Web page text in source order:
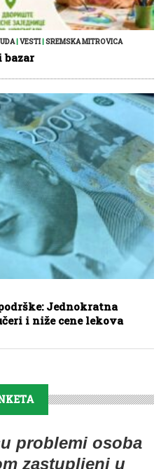
|VESTI|SREMSKA MITROVICA
bazar
Jednokratna
i niže cene lekova
problemi osoba
zastupljeni u